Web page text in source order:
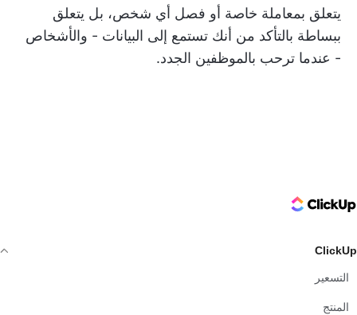
يتعلق بمعاملة خاصة أو فصل أي شخص، بل يتعلق
ببساطة بالتأكد من أنك تستمع إلى البيانات - والأشخاص
- عندما ترحب بالموظفين الجدد.
ClickUp Logo
ClickUp
التسعير
المنتج